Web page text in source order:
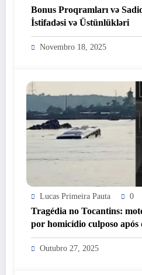
Bonus Proqramları və
İstifadəsi və Üstünlükləri
Novembro 18, 2025
Lucas Primeira Pauta 0
Tragédia no Tocantins:
por homicídio culposo após
Outubro 27, 2025